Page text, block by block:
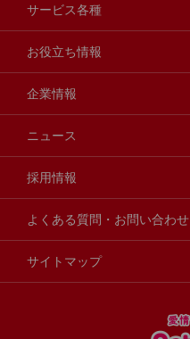
研究開発センターについて
学会・論文発表
製品・品質管理
ドッグフード
キャットフード
小動物
動物病院専用フード
フードコンシェル
サービス各種
ウェルネスナビ
しあわせマルシェ
どうぶつ病院宅配便
お役立ち情報
ペットライン 犬ノート
ペットライン 猫ノート
狂犬病予防
企業情報
会社概要・事業所
代表メッセージ
企業理念・ビジョン
ニュース
採用情報
よくある質問・お問い合わせ
サイトマップ